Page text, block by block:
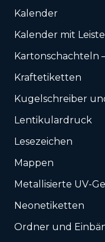
Kalender
Kalender mit
Karton­schachteln
Kraftetiketten
Kugelschreiber
Lentikulardruck
Lesezeichen
Mappen
Metallisierte UV-
Neonetiketten
Ordner und